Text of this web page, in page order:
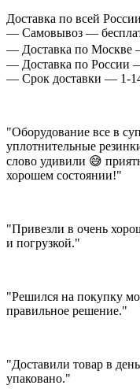
Доставка по всей
— Самовывоз —
— Доставка по Москве
— Доставка по России
— Срок доставки — 1-
"Оборудование все в
уплотнительные
слово удивили 😅
хорошем состоянии!"
"Привезли в очень
и погрузкой."
"Решился на покупку
правильное решение."
"Доставили товар в
упаковано."